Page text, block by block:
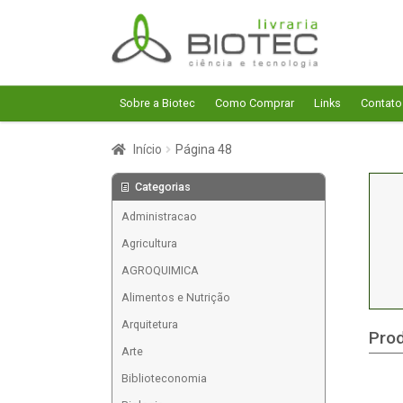
Pular
para
navegação
Pular
para
o
conteúdo
Sobre a Biotec Como Comprar Links Contato
Início Página 48
Categorias
Administracao
Agricultura
AGROQUIMICA
Alimentos e Nutrição
Arquitetura
Arte
Biblioteconomia